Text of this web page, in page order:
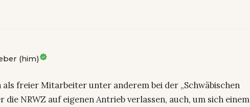
(him)
als freier Mitarbeiter unter anderem bei der „Schwäbischen
NRWZ auf eigenen Antrieb verlassen, auch, um sich einem